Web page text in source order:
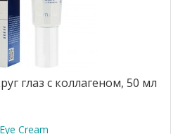
глаз с коллагеном, 50 мл
Cream